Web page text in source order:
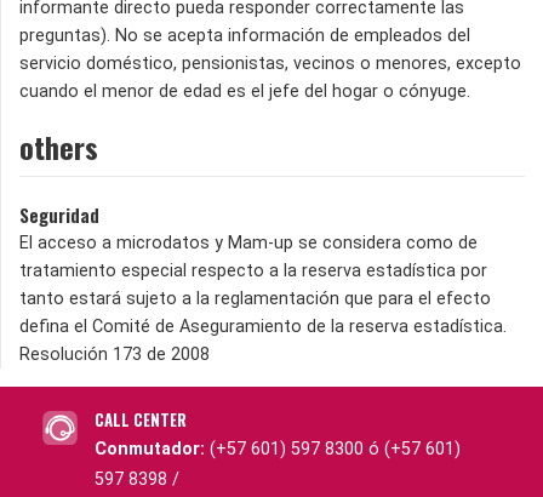
informante directo pueda responder correctamente las
preguntas). No se acepta información de empleados del
servicio doméstico, pensionistas, vecinos o menores, excepto
cuando el menor de edad es el jefe del hogar o cónyuge.
others
Seguridad
El acceso a microdatos y Mam-up se considera como de
tratamiento especial respecto a la reserva estadística por
tanto estará sujeto a la reglamentación que para el efecto
defina el Comité de Aseguramiento de la reserva estadística.
Resolución 173 de 2008
CALL CENTER
Conmutador: (+57 601) 597 8300 ó (+57 601)
597 8398 /